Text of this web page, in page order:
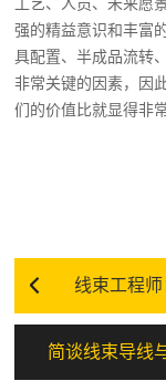
强的精益意识和丰富
具配置、半成品流转
非常关键的因素，因
们的价值比就显得非
线束工程师
简谈线束导线